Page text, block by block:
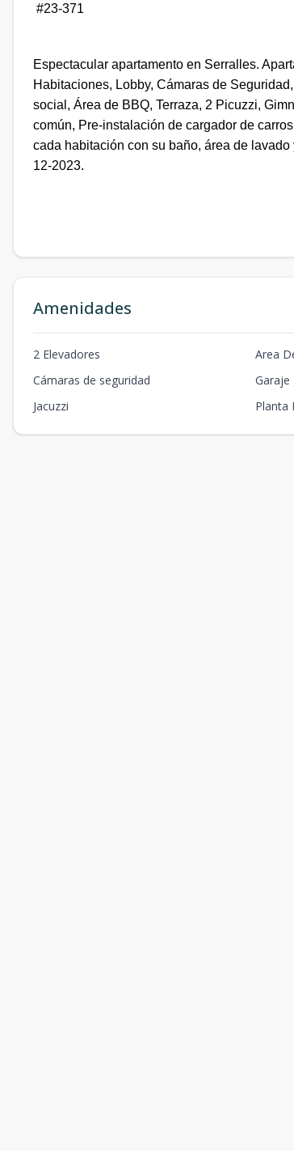
#23-371
Espectacular apartamento en Serralles.
Habitaciones, Lobby, Cámaras de
social, Área de BBQ, Terraza, 2 Picuzzi,
común, Pre-instalación de cargador de
cada habitación con su baño, área de
12-2023.
Amenidades
2 Elevadores Area
Cámaras de seguridad
Garaje
Jacuzzi
Planta